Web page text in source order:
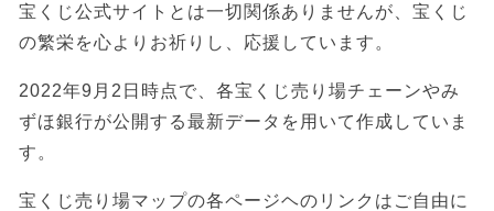
宝くじ公式サイトとは一切関係ありませんが、宝くじ
の繁栄を心よりお祈りし、応援しています。
2022年9月2日時点で、各宝くじ売り場チェーンやみ
ずほ銀行が公開する最新データを用いて作成していま
す。
宝くじ売り場マップの各ページヘのリンクはご自由に